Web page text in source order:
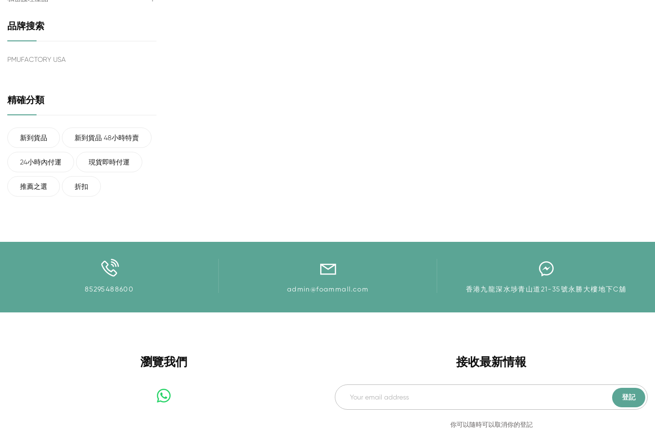
品牌搜索
PMUFACTORY USA
精確分類
新到貨品 新到貨品 48小時特賣
24小時內付運 現貨即時付運
推薦之選 折扣
85295488600 admin@foammall.com 香港九龍深水埗青山道21-35號永勝大樓地下C舖
瀏覽我們 接收最新情報
登記
你可以隨時可以取消你的登記